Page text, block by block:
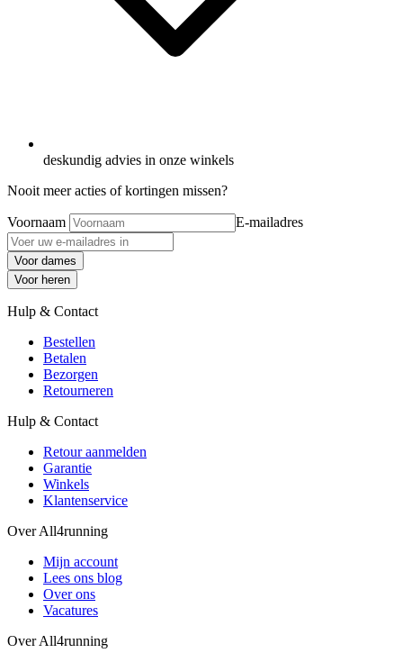
deskundig advies in onze winkels
Nooit meer acties of kortingen missen?
Voornaam E-mailadres
Voor dames
Voor heren
Hulp & Contact
Bestellen
Betalen
Bezorgen
Retourneren
Hulp & Contact
Retour aanmelden
Garantie
Winkels
Klantenservice
Over All4running
Mijn account
Lees ons blog
Over ons
Vacatures
Over All4running